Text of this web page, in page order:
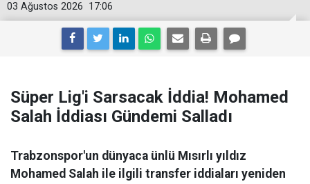
17:06
03 Ağustos 2026
Süper Lig'i Sarsacak İddia! Mohamed
Salah İddiası Gündemi Salladı
Trabzonspor'un dünyaca ünlü Mısırlı yıldız
Mohamed Salah ile ilgili transfer iddiaları yeniden